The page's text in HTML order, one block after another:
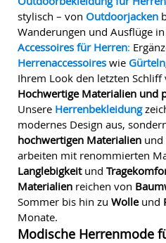
stylisch – von Outdoorjacken
Wanderungen und Ausflüge
Accessoires für Herren:
Herrenaccessoires wie Gürteln
Ihrem Look den letzten Schliff
Hochwertige Materialien und
Unsere Herrenbekleidung
modernes Design aus,
hochwertigen Materialien und
arbeiten mit renommierten
Langlebigkeitund
Materialien reichen von
Sommer bis hin zu Wolleund
Monate.
Modische Herrenmode